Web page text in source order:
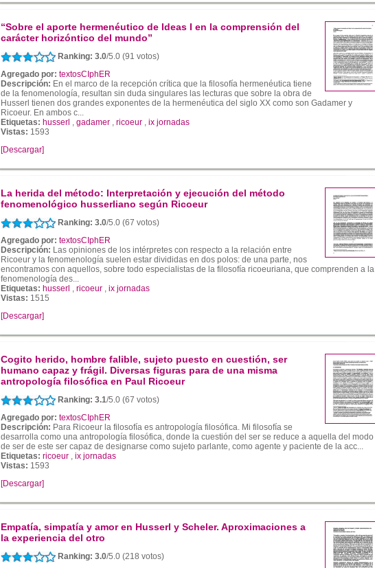
“Sobre el aporte hermenéutico de Ideas I en la comprensión del
carácter horizóntico del mundo”
Ranking: 3.0/5.0 (91 votos)
Agregado por: textosCIphER
Descripción: En el marco de la recepción crítica que la filosofía hermenéutica tiene
de la fenomenología, resultan sin duda singulares las lecturas que sobre la obra de
Husserl tienen dos grandes exponentes de la hermenéutica del siglo XX como son Gadamer y
Ricoeur. En ambos c...
Etiquetas: husserl , gadamer , ricoeur , ix jornadas
Vistas: 1593
[Descargar]
La herida del método: Interpretación y ejecución del método
fenomenológico husserliano según Ricoeur
Ranking: 3.0/5.0 (67 votos)
Agregado por: textosCIphER
Descripción: Las opiniones de los intérpretes con respecto a la relación entre
Ricoeur y la fenomenología suelen estar divididas en dos polos: de una parte, nos
encontramos con aquellos, sobre todo especialistas de la filosofía ricoeuriana, que comprenden a la
fenomenología des...
Etiquetas: husserl , ricoeur , ix jornadas
Vistas: 1515
[Descargar]
Cogito herido, hombre falible, sujeto puesto en cuestión, ser
humano capaz y frágil. Diversas figuras para de una misma
antropología filosófica en Paul Ricoeur
Ranking: 3.1/5.0 (67 votos)
Agregado por: textosCIphER
Descripción: Para Ricoeur la filosofía es antropología filosófica. Mi filosofía se
desarrolla como una antropología filosófica, donde la cuestión del ser se reduce a aquella del modo
de ser de este ser capaz de designarse como sujeto parlante, como agente y paciente de la acc...
Etiquetas: ricoeur , ix jornadas
Vistas: 1593
[Descargar]
Empatía, simpatía y amor en Husserl y Scheler. Aproximaciones a
la experiencia del otro
Ranking: 3.0/5.0 (218 votos)